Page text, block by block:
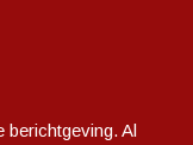
Al